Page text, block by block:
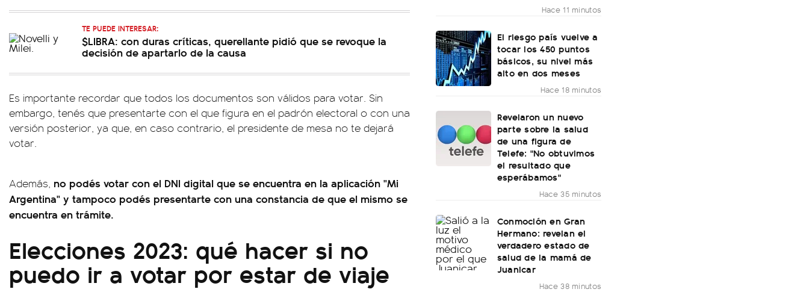
TE PUEDE INTERESAR:
$LIBRA: con duras críticas, querellante pidió que se revoque la
decisión de apartarlo de la causa
Es importante recordar que todos los documentos son válidos para votar. Sin
embargo, tenés que presentarte con el que figura en el padrón electoral o con una
versión posterior, ya que, en caso contrario, el presidente de mesa no te dejará
votar.
Además, no podés votar con el DNI digital que se encuentra en la aplicación "Mi
Argentina" y tampoco podés presentarte con una constancia de que el mismo se
encuentra en trámite.
Elecciones 2023: qué hacer si no
puedo ir a votar por estar de viaje
Hace 11 minutos
El riesgo país vuelve a
tocar los 450 puntos
básicos, su nivel más
alto en dos meses
Hace 18 minutos
Revelaron un nuevo
parte sobre la salud
de una figura de
Telefe: "No obtuvimos
el resultado que
esperábamos"
Hace 35 minutos
Conmoción en Gran
Hermano: revelan el
verdadero estado de
salud de la mamá de
Juanicar
Hace 38 minutos